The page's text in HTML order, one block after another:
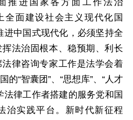
推进国家各方面工作法治
全面建设社会主义现代化国
进中国式现代化，必须坚持全
法治固根本、稳预期、利长
律咨询专家工作是法学会着
的“智囊团”、“思想库”、“人才
法律工作者搭建的服务党和国
治实践平台。新时代新征程